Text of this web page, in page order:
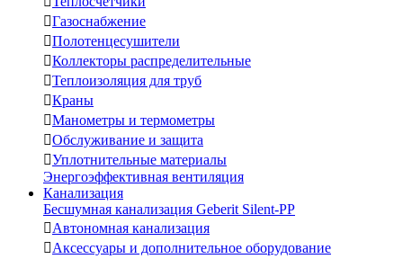
Газоснабжение
Полотенцесушители
Коллекторы распределительные
Теплоизоляция для труб
Краны
Манометры и термометры
Обслуживание и защита
Уплотнительные материалы
Энергоэффективная вентиляция
Канализация
Бесшумная канализация Geberit Silent-PP
Автономная канализация
Аксессуары и дополнительное оборудование